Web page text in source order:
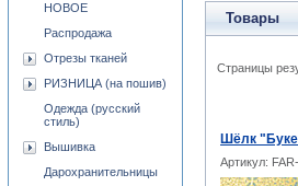
Товары
Страницы
Шёлк
Артикул:
НОВОЕ
Распродажа
Отрезы тканей
РИЗНИЦА (на пошив)
Одежда (русский
стиль)
Вышивка
Дарохранительницы